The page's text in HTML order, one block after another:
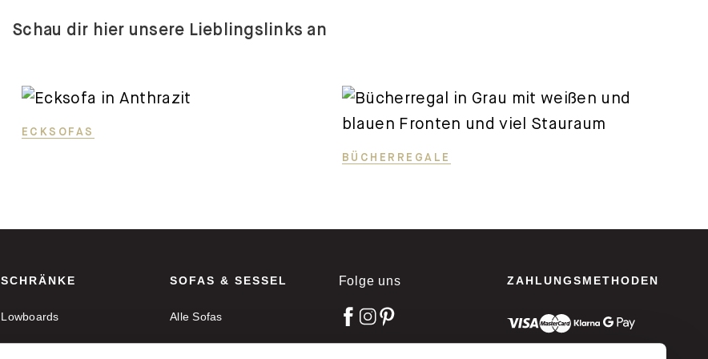
Schau dir hier unsere Lieblingslinks an
ECKSOFAS
BÜCHERREGALE
SCHRÄNKE
Lowboards
SOFAS & SESSEL
Alle Sofas
ZAHLUNGSMETHODEN
Folge uns